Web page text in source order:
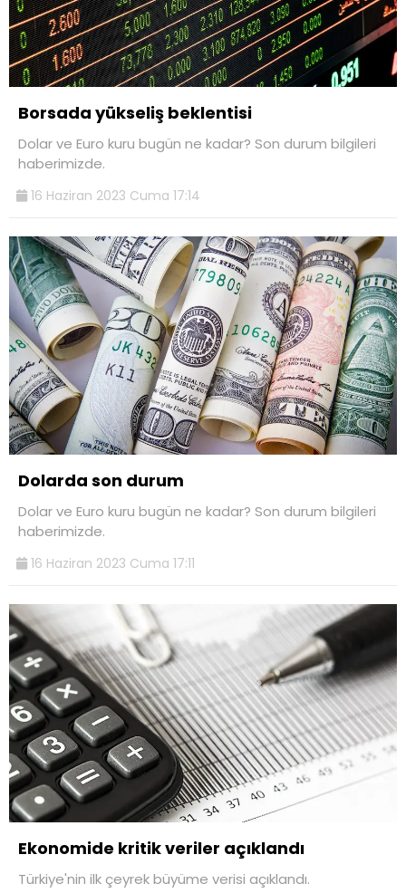
Borsada yükseliş beklentisi
Dolar ve Euro kuru bugün ne kadar? Son durum bilgileri
haberimizde.
16 Haziran 2023 Cuma 17:14
Dolarda son durum
Dolar ve Euro kuru bugün ne kadar? Son durum bilgileri
haberimizde.
16 Haziran 2023 Cuma 17:11
Ekonomide kritik veriler açıklandı
Türkiye'nin ilk çeyrek büyüme verisi açıklandı.